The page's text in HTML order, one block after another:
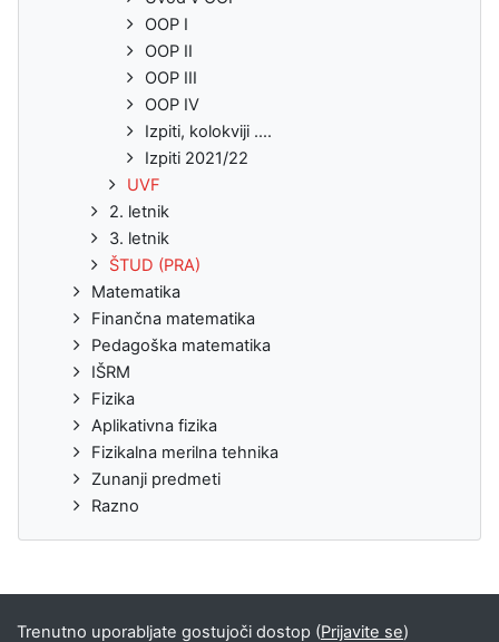
OOP I
OOP II
OOP III
OOP IV
Izpiti, kolokviji ....
Izpiti 2021/22
UVF
2. letnik
3. letnik
ŠTUD (PRA)
Matematika
Finančna matematika
Pedagoška matematika
IŠRM
Fizika
Aplikativna fizika
Fizikalna merilna tehnika
Zunanji predmeti
Razno
Trenutno uporabljate gostujoči dostop (Prijavite se)